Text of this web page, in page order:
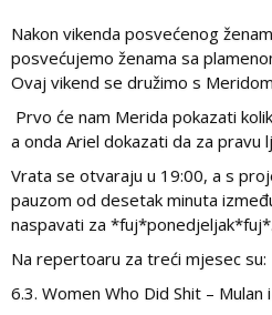
Nakon vikenda posvećenog
posvećujemo ženama sa
Ovaj vikend se družimo s
Prvo će nam Merida pokazati
a onda Ariel dokazati da za pravu
Vrata se otvaraju u 19:00, a s
pauzom od desetak minuta
naspavati za *fuj*ponedjeljak*fuj*.
Na repertoaru za treći mjesec su:
6.3. Women Who Did Shit – Mulan